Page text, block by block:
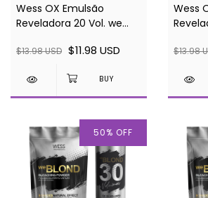
Wess OX Emulsão
Reveladora 20 Vol. we
$13.98 USD $11.98 USD
Wess
$13.98
50% OFF